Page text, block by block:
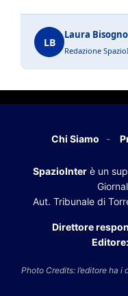
LB
Laura Bisogno
Redazione
Chi Siamo
SpazioInter è un
Aut. Tribunale di
Direttore
Editore:
Photo Credits: l’editore ha